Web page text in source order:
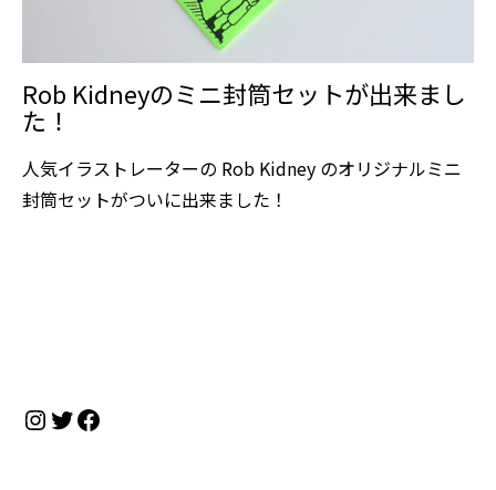
Rob Kidneyのミニ封筒セットが出来まし
た！
人気イラストレーターの Rob Kidney のオリジナルミニ
封筒セットがついに出来ました！
Instagram
Twitter
Facebook